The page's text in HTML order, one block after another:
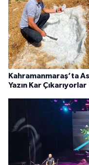
Kahramanmaraş’ta
Yazın Kar Çıkarıyorlar